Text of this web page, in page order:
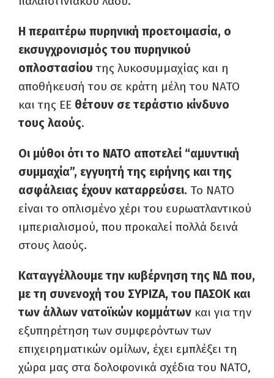
Η περαιτέρω πυρηνική προετοιμασία, ο
εκσυγ­χρονισμός του πυρηνικού
οπλοστασίουτης λυ­κοσυμμαχίας και η
αποθήκευσή του σε κράτη μέλη του ΝΑΤΟ
και της ΕΕ θέτουν σε τεράστιο κίνδυνο
τους λαούς.
Οι μύθοι ότι το ΝΑΤΟ αποτελεί “αμυντική
συμ­μαχία”, εγγυητή της ειρήνης και της
ασφάλειας έχουν καταρρεύσει. Το ΝΑΤΟ
είναι το οπλισμένο χέρι του ευρωατλαντικού
ιμπεριαλισμού, που προκαλεί πολλά δεινά
στους λαούς.
Καταγγέλλουμε την κυβέρνηση της ΝΔ που,
με τη συνενοχή του ΣΥΡΙΖΑ, του ΠΑΣΟΚ και
των άλλων νατοϊκών κομμάτων και για την
εξυ­πηρέτηση των συμφερόντων των
επιχειρημα­τικών ομίλων, έχει εμπλέξει τη
χώρα μας στα δολοφονικά σχέδια του ΝΑΤΟ,